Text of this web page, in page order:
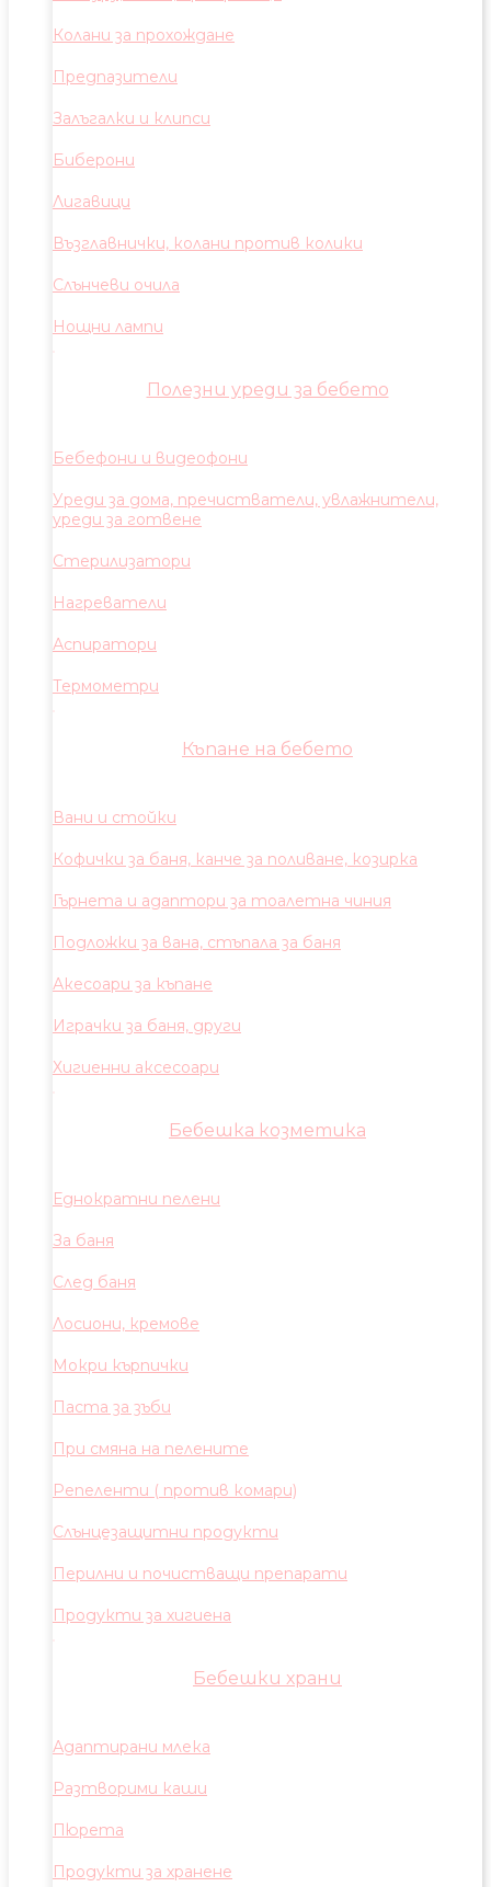
Колани за прохождане
Предпазители
Залъгалки и клипси
Биберони
Лигавици
Възглавнички, колани против колики
Слънчеви очила
Нощни лампи
Полезни уреди за бебето
Бебефони и видеофони
Уреди за дома, пречистватели, увлажнители,
уреди за готвене
Стерилизатори
Нагреватели
Аспиратори
Термометри
Къпане на бебето
Вани и стойки
Кофички за баня, канче за поливане, козирка
Гърнета и адаптори за тоалетна чиния
Подложки за вана, стъпала за баня
Акесоари за къпане
Играчки за баня, други
Хигиенни аксесоари
Бебешка козметика
Еднократни пелени
За баня
След баня
Лосиони, кремове
Мокри кърпички
Паста за зъби
При смяна на пелените
Репеленти ( против комари)
Слънцезащитни продукти
Перилни и почистващи препарати
Продукти за хигиена
Бебешки храни
Адаптирани млека
Разтворими каши
Пюрета
Продукти за хранене